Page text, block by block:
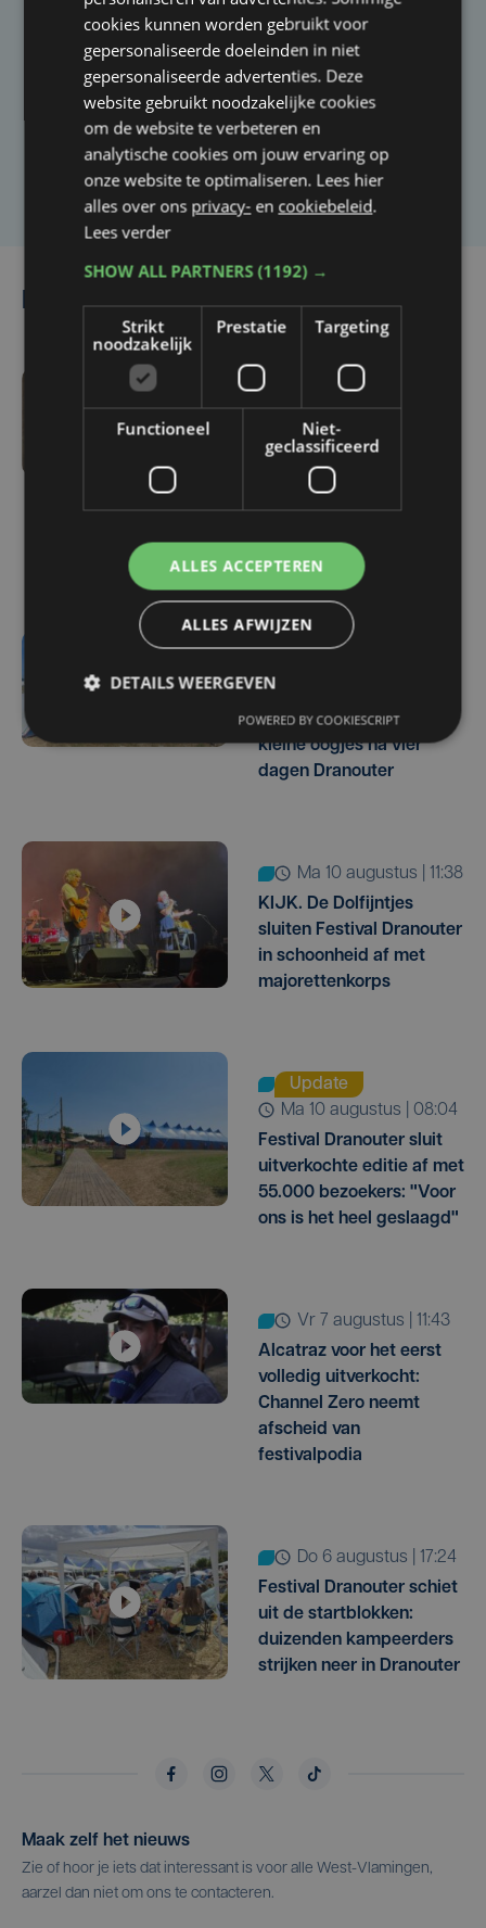
Taalfout opgemerkt?
Heb je een taal- of schrijffout opgemerkt in dit
artikel?
Laat het ons weten
Lees ook
Ja​ger​ moet
konijnenplaag in Sint-
Joris indijken:
“Noodzakelijk voor
begraafplaatsen”
Campings lopen leeg:
schorre stemmen en
kleine oogjes na vier
dagen Dranouter
ma 10 augustus | 11:38
KIJK. De Dolfijntjes
sluiten Festival Dranouter
in schoonheid af met
majorettenkorps
Update
ma 10 augustus | 08:04
Festival Dranouter sluit
uitverkochte editie af met
55.000 bezoekers: "Voor
ons is het heel geslaagd"
vr 7 augustus | 11:43
Alcatraz voor het eerst
volledig uitverkocht:
Channel Zero neemt
afscheid van
festivalpodia
do 6 augustus | 17:24
Festival Dranouter schiet
uit de startblokken:
duizenden kampeerders
strijken neer in Dranouter
Maak zelf het nieuws
Zie of hoor je iets dat interessant is voor alle West-Vlamingen,
aarzel dan niet om ons te contacteren.
cookies kunnen worden gebruikt voor
gepersonaliseerde doeleinden in niet
gepersonaliseerde advertenties. Deze
website gebruikt noodzakelijke cookies
om de website te verbeteren en
analytische cookies om jouw ervaring op
onze website te optimaliseren. Lees hier
alles over ons privacy- en cookiebeleid.
Lees verder
SHOW ALL PARTNERS(1192) →
Strikt
noodzakelijk
Prestatie Targeting
Functioneel
Niet-
geclassificeerd
ALLES ACCEPTEREN
ALLES AFWIJZEN
DETAILS WEERGEVEN
POWERED BY COOKIESCRIPT